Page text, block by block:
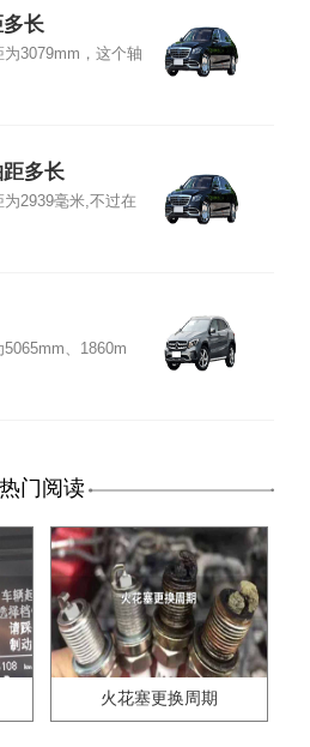
长
3079mm，这个轴
多长
2939毫米,不过在
、1860m
热门阅读
火花塞更换周期